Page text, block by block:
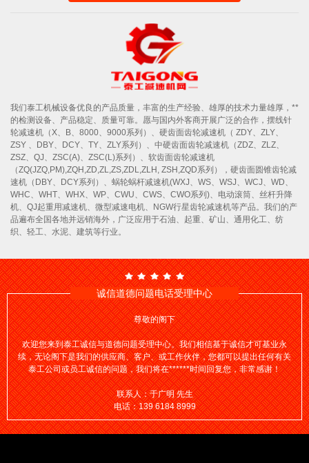
我们泰工机械设备优良的产品质量，丰富的生产经验、雄厚的技术力量雄厚，**
的检测设备、产品稳定、质量可靠。愿与国内外客商开展广泛的合作，摆线针
轮减速机（X、B、8000、9000系列）、硬齿面齿轮减速机（ ZDY、ZLY、
ZSY 、DBY、DCY、TY、ZLY系列）、中硬齿面齿轮减速机（ZDZ、ZLZ、
ZSZ、QJ、ZSC(A)、ZSC(L)系列）、软齿面齿轮减速机
（ZQ(JZQ,PM),ZQH,ZD,ZL,ZS,ZDL,ZLH, ZSH,ZQD系列），硬齿面圆锥齿轮减
速机（DBY、DCY系列）、蜗轮蜗杆减速机(WXJ、WS、WSJ、WCJ、WD、
WHC、WHT、WHX、WP、CWU、CWS、CWO系列)、电动滚筒、丝杆升降
机、QJ起重用减速机、微型减速电机、NGW行星齿轮减速机等产品。我们的产
品遍布全国各地并远销海外，广泛应用于石油、起重、矿山、通用化工、纺
织、轻工、水泥、建筑等行业。
诚信道德问题电话受理中心
尊敬的阁下
欢迎您来到泰工诚信与道德问题受理中心。我们相信基于诚信才可基业永
续，无论阁下是我们的供应商、客户、或工作伙伴，您都可以提出任何有关
泰工公司或员工诚信的问题，我们将在******时间回复您，非常感谢！
联系人：于广明 先生
电话：139 6184 8999